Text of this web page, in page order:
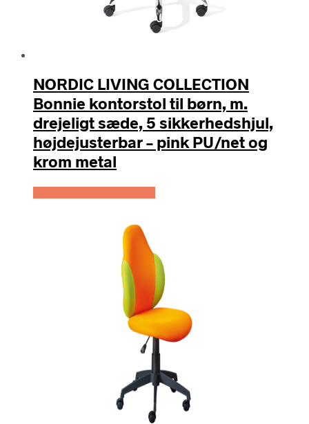
NORDIC LIVING COLLECTION
Bonnie kontorstol til børn, m.
drejeligt sæde, 5 sikkerhedshjul,
højdejusterbar – pink PU/net og
krom metal